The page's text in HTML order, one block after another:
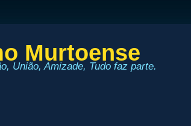
Murtoense
União, Amizade, Tudo faz parte.